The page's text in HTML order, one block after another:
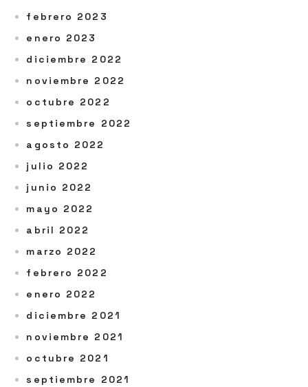
febrero 2023
enero 2023
diciembre 2022
noviembre 2022
octubre 2022
septiembre 2022
agosto 2022
julio 2022
junio 2022
mayo 2022
abril 2022
marzo 2022
febrero 2022
enero 2022
diciembre 2021
noviembre 2021
octubre 2021
septiembre 2021